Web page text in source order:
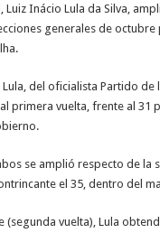
Luiz Inácio Lula da Silva,
generales de
del oficialista Partido
primera vuelta, frente al
se amplió respecto de la
el 35, dentro del
(segunda vuelta), Lula